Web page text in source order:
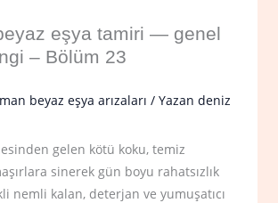
eşya tamiri — genel
– Bölüm 23
beyaz eşya arızaları / Yazan deniz
gelen kötü koku, temiz
sinerek gün boyu rahatsızlık
nemli kalan, deterjan ve yumuşatıcı